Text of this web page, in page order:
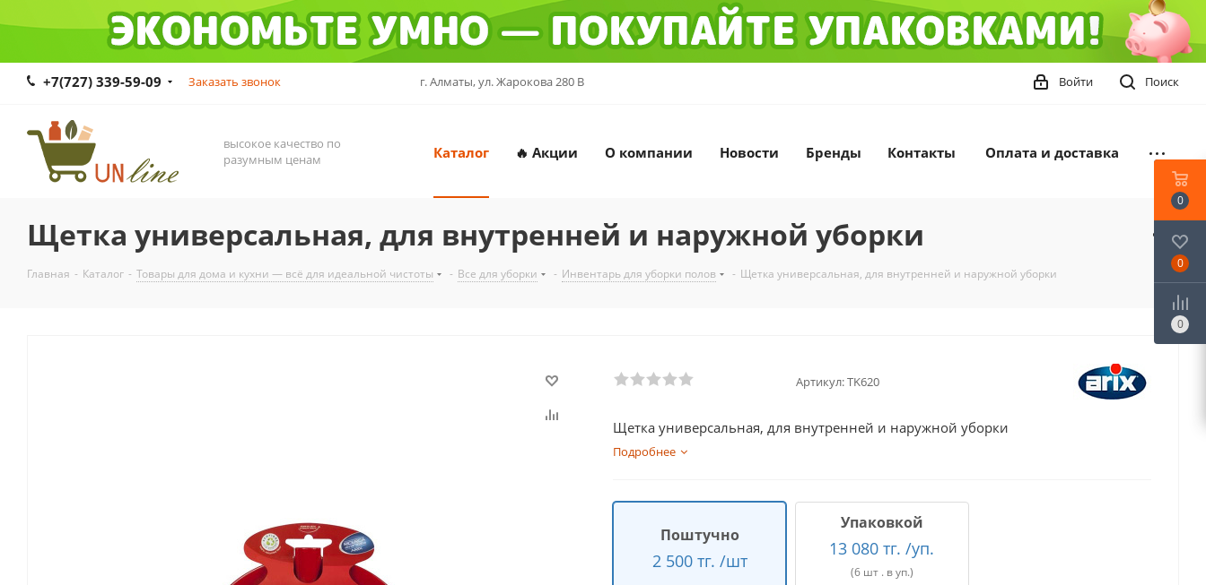
+7(727) 339-59-09 Заказать звонок г. Алматы, ул. Жарокова 280 В Поиск
Войти
высокое качество по
разумным ценам
Каталог 🔥 Акции О компании Новости Бренды Контакты Оплата и доставка
Щетка универсальная, для внутренней и наружной уборки
Главная - Каталог - Товары для дома и кухни — всё для идеальной чистоты - Все для уборки - Инвентарь для уборки полов - Щетка универсальная, для внутренней и наружной уборки
Артикул:TK620
Щетка универсальная, для внутренней и наружной уборки
Подробнее
Поштучно
2 500 тг. /шт
Упаковкой
13 080 тг. /уп.
(6 шт . в уп.)
0
0
0